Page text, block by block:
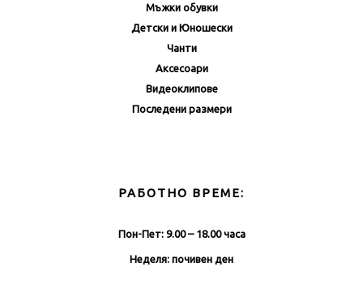
Мъжки обувки
Детски и Юношески
Чанти
Аксесоари
Видеоклипове
Последени размери
РАБОТНО ВРЕМЕ:
Пон-Пет: 9.00 – 18.00 часа
Неделя: почивен ден